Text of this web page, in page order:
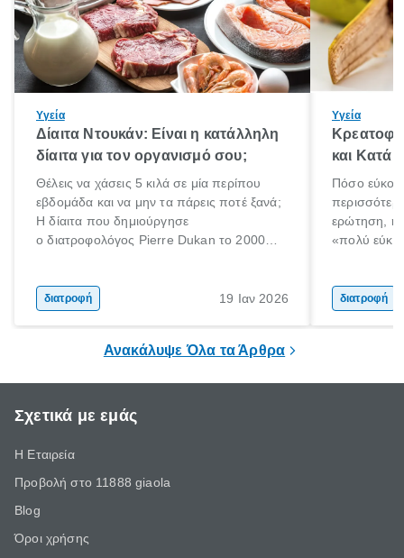
Υγεία
Δίαιτα Ντουκάν: Είναι η κατάλληλη
δίαιτα για τον οργανισμό σου;
Θέλεις να χάσεις 5 κιλά σε μία περίπου
εβδομάδα και να μην τα πάρεις ποτέ ξανά;
Η δίαιτα που δημιούργησε
ο διατροφολόγος Pierre Dukan το 2000
δημητριακά ολικής άλεσης, άφθονο νερό,
και ένας ημερήσιος περίπατος 20 λεπτών
διατροφή 19 Ιαν 2026
Υγεία
και Κατά
Πόσο
ερώτηση, η
«πολύ
ακόμα
γιατί θα
διατροφή
Ανακάλυψε Όλα τα Άρθρα
Σχετικά με εμάς
Η Εταιρεία
Προβολή στο 11888 giaola
Blog
Όροι χρήσης